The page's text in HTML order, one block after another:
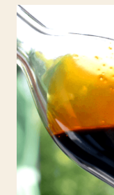
ruskeita?